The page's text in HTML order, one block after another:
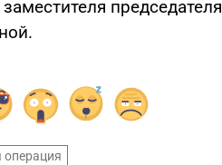
председателя
операция